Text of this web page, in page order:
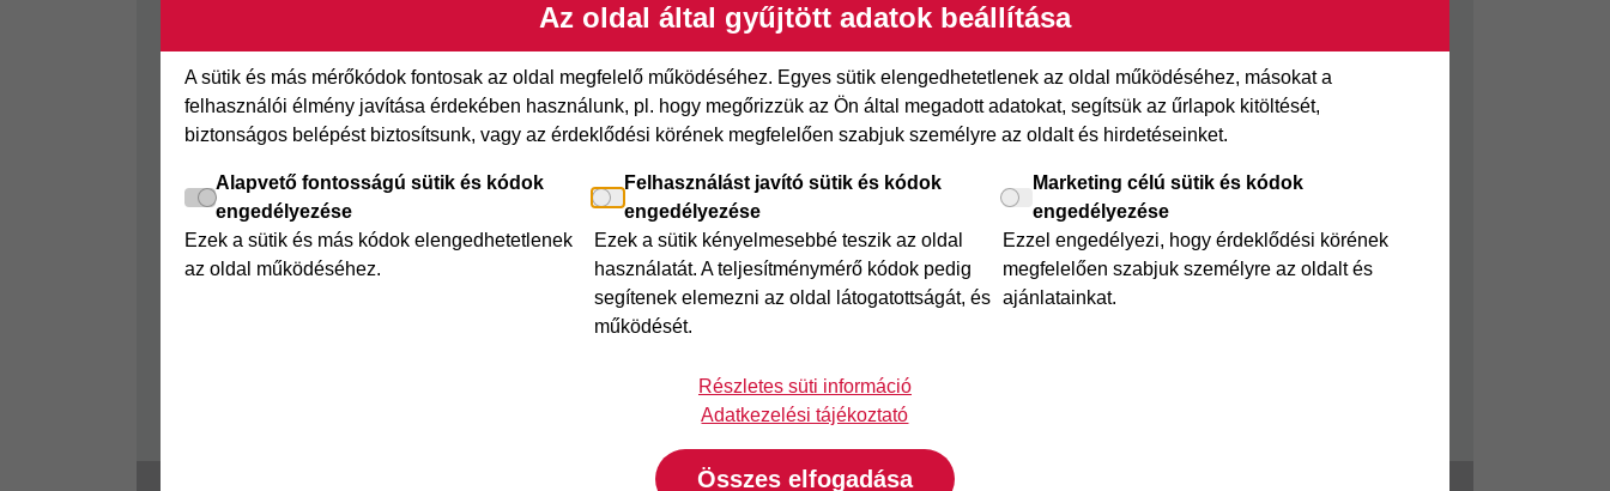
Az oldal által gyűjtött adatok beállítása
A sütik és más mérőkódok fontosak az oldal megfelelő működéséhez. Egyes sütik elengedhetetlenek az oldal működéséhez, másokat a
felhasználói élmény javítása érdekében használunk, pl. hogy megőrizzük az Ön által megadott adatokat, segítsük az űrlapok kitöltését,
biztonságos belépést biztosítsunk, vagy az érdeklődési körének megfelelően szabjuk személyre az oldalt és hirdetéseinket.
Alapvető fontosságú sütik és kódok
engedélyezése
Ezek a sütik és más kódok elengedhetetlenek
az oldal működéséhez.
Felhasználást javító sütik és kódok
engedélyezése
Ezek a sütik kényelmesebbé teszik az oldal
használatát. A teljesítménymérő kódok pedig
segítenek elemezni az oldal látogatottságát, és
működését.
Marketing célú sütik és kódok
engedélyezése
Ezzel engedélyezi, hogy érdeklődési körének
megfelelően szabjuk személyre az oldalt és
ajánlatainkat.
Részletes süti információ
Adatkezelési tájékoztató
Összes elfogadása
Rólunk
Panaszkezelés
GYIK
Sajtószoba
Nyilvánosságra hozatal
Az áruhitelről
Joker részletfizetés
Online Áruhitel
Cofidis Hitelkártya
Áruhitel Expressz
Mindig Kéznél kölcsön
Cofidis személyi kölcsön
adósságrendező kölcsön
Mindig Kéznél kölcsön
Cofidis Bank a Zöldebb
Környezetért
Cofidis Bank a Zöldebb
Biztonságos pénzügyek
Fizetési nehézség